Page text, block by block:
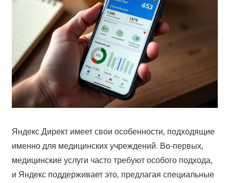
Яндекс.Директ имеет свои особенности, подходящие
именно для медицинских учреждений. Во-первых,
медицинские услуги часто требуют особого подхода,
и Яндекс поддерживает это, предлагая специальные